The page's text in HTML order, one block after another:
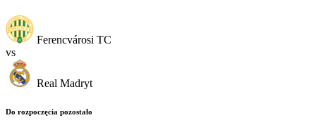
Ferencvárosi TC
vs
Real Madryt
Do rozpoczęcia pozostało